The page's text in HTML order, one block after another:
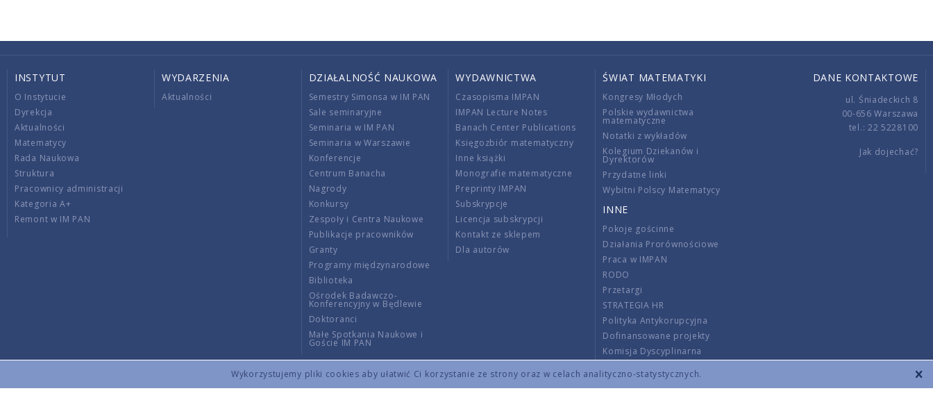
Wykorzystujemy pliki cookies aby ułatwić Ci korzystanie ze strony oraz w celach analityczno-statystycznych.
INSTYTUT
O Instytucie
Dyrekcja
Aktualności
Matematycy
Rada Naukowa
Struktura
Pracownicy administracji
Kategoria A+
Remont w IM PAN
WYDARZENIA
Aktualności
DZIAŁALNOŚĆ NAUKOWA
Semestry Simonsa w IM PAN
Sale seminaryjne
Seminaria w IM PAN
Seminaria w Warszawie
Konferencje
Centrum Banacha
Nagrody
Konkursy
Zespoły i Centra Naukowe
Publikacje pracowników
Granty
Programy międzynarodowe
Biblioteka
Ośrodek Badawczo-
Konferencyjny w Będlewie
Doktoranci
Małe Spotkania Naukowe i
Goście IM PAN
WYDAWNICTWA
Czasopisma IMPAN
IMPAN Lecture Notes
Banach Center Publications
Księgozbiór matematyczny
Inne książki
Monografie matematyczne
Preprinty IMPAN
Subskrypcje
Licencja subskrypcji
Kontakt ze sklepem
Dla autorów
ŚWIAT MATEMATYKI
Kongresy Młodych
Polskie wydawnictwa
matematyczne
Notatki z wykładów
Kolegium Dziekanów i
Dyrektorów
Przydatne linki
Wybitni Polscy Matematycy
INNE
Pokoje gościnne
Działania Prorównościowe
Praca w IMPAN
RODO
Przetargi
STRATEGIA HR
Polityka Antykorupcyjna
Dofinansowane projekty
Komisja Dyscyplinarna
Wnoszenie opłat
DANE KONTAKTOWE
ul. Śniadeckich 8
00-656 Warszawa
tel.: 22 5228100
Jak dojechać?